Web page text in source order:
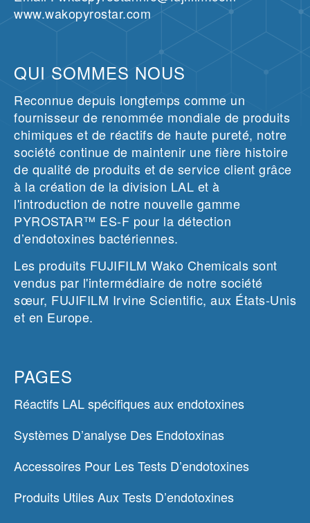
www.wakopyrostar.com
QUI SOMMES NOUS
Reconnue depuis longtemps comme un
fournisseur de renommée mondiale de produits
chimiques et de réactifs de haute pureté, notre
société continue de maintenir une fière histoire
de qualité de produits et de service client grâce
à la création de la division LAL et à
l'introduction de notre nouvelle gamme
PYROSTAR™ ES-F pour la détection
d’endotoxines bactériennes.
Les produits FUJIFILM Wako Chemicals sont
vendus par l'intermédiaire de notre société
sœur, FUJIFILM Irvine Scientific, aux États-Unis
et en Europe.
PAGES
Réactifs LAL spécifiques aux endotoxines
Systèmes D’analyse Des Endotoxinas
Accessoires Pour Les Tests D’endotoxines
Produits Utiles Aux Tests D’endotoxines